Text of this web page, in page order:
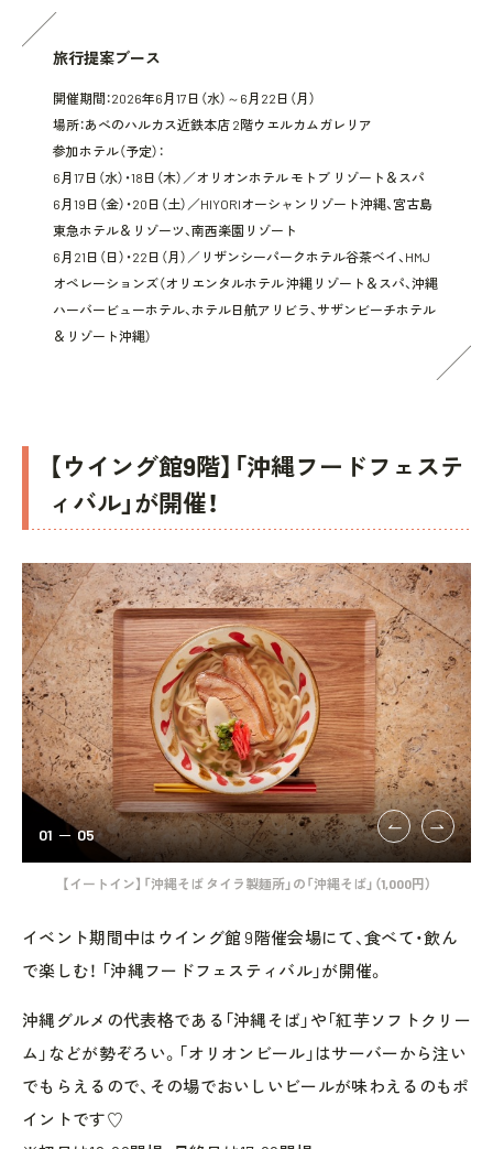
旅行提案ブース
開催期間：2026年6月17日（水）～6月22日（月）
場所：あべのハルカス近鉄本店 2階ウエルカムガレリア
参加ホテル（予定）：
6月17日（水）・18日（木）／オリオンホテル モトブ リゾート＆スパ
6月19日（金）・20日（土）／HIYORIオーシャンリゾート沖縄、宮古島
東急ホテル＆リゾーツ、南西楽園リゾート
6月21日（日）・22日（月）／リザンシーパークホテル谷茶ベイ、HMJ
オペレーションズ（オリエンタルホテル 沖縄リゾート＆スパ、沖縄
ハーバービューホテル、ホテル日航アリビラ、サザンビーチホテル
＆リゾート沖縄）
【ウイング館9階】「沖縄フードフェステ
ィバル」が開催！
【イートイン】「沖縄そば タイラ製麺所」の「沖縄そば」（1,000円）
01 05
イベント期間中はウイング館 9階催会場にて、食べて・飲ん
で楽しむ！ 「沖縄フードフェスティバル」が開催。
沖縄グルメの代表格である「沖縄そば」や「紅芋ソフトクリー
ム」などが勢ぞろい。「オリオンビール」はサーバーから注い
でもらえるので、その場でおいしいビールが味わえるのもポ
イントです♡